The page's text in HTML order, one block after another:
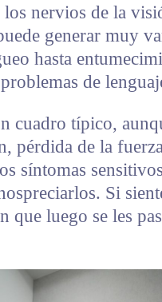
nervios de la
generar muy
hasta
de
cuadro típico,
pérdida de la
síntomas
Si
que luego se les